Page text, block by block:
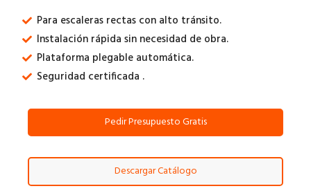
Para escaleras rectas con alto tránsito.
Instalación rápida sin necesidad de obra.
Plataforma plegable automática.
Seguridad certificada .
Pedir Presupuesto Gratis
Descargar Catálogo